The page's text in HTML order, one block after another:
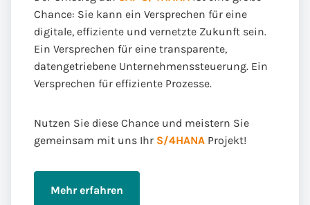
Chance: Sie kann ein Versprechen für eine
digitale, effiziente und vernetzte Zukunft sein.
Ein Versprechen für eine transparente,
datengetriebene Unternehmenssteuerung. Ein
Versprechen für effiziente Prozesse.
Nutzen Sie diese Chance und meistern Sie
gemeinsam mit uns Ihr S/4HANA Projekt!
Mehr erfahren